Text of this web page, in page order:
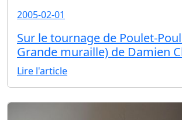
2005-02-01
Sur le tournage de Poulet-
Grande muraille) de Damien
Lire l'article